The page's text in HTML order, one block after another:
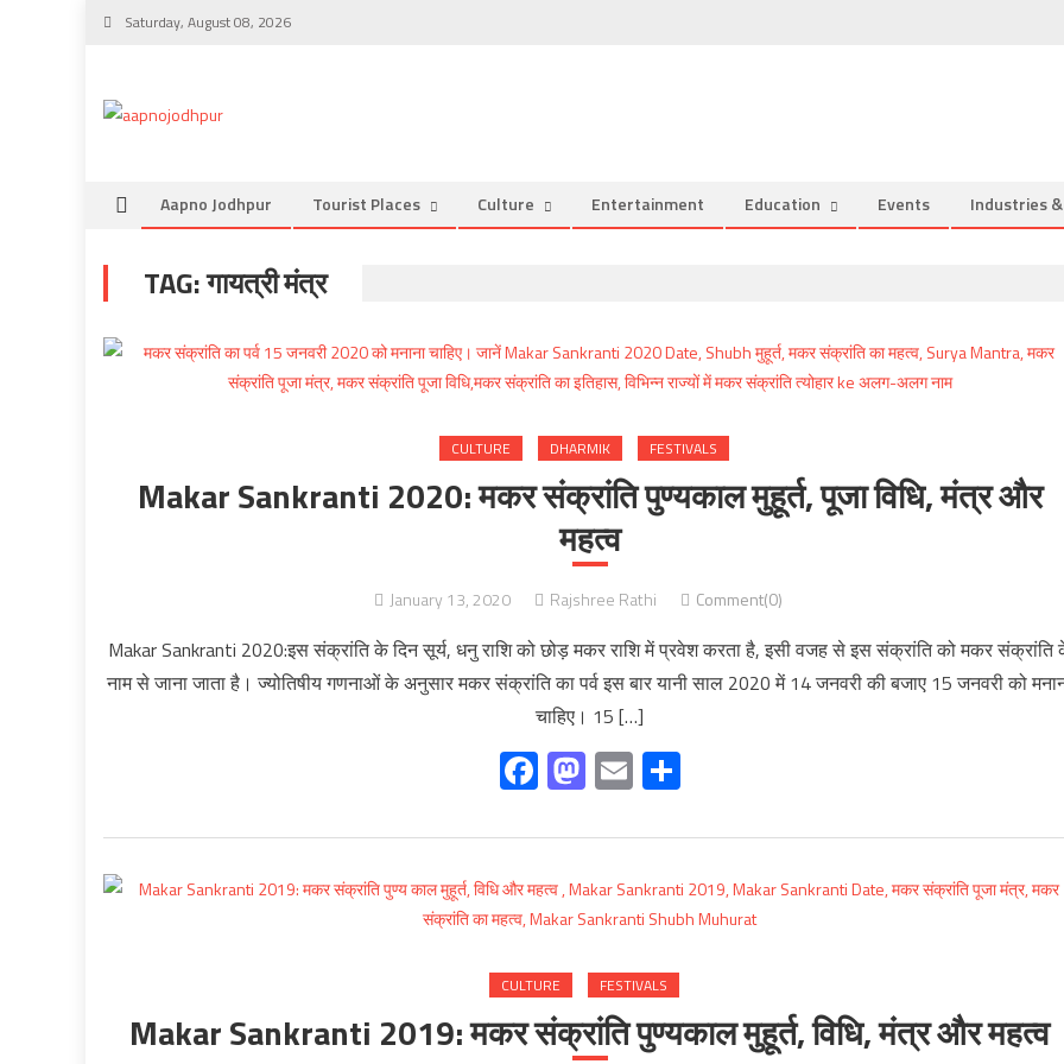
Skip
Saturday, August 08, 2026
Aapno Jodhpur Tourist Places Culture Entertainment Education Events Industries
TAG:गायत्री मंत्र
CULTURE DHARMIK FESTIVALS
Makar Sankranti 2020: मकर संक्रांति पुण्यकाल मुहूर्त, पूजा विधि, मंत्र और
महत्व
January 13, 2020 Rajshree Rathi Comment(0)
Makar Sankranti 2020:इस संक्रांति के दिन सूर्य, धनु राशि को छोड़ मकर राशि में प्रवेश करता है, इसी वजह से इस संक्रांति को मकर संक्रांति
नाम से जाना जाता है। ज्योतिषीय गणनाओं के अनुसार मकर संक्रांति का पर्व इस बार यानी साल 2020 में 14 जनवरी की बजाए 15 जनवरी को
चाहिए। 15 […]
Facebook
Mastodon
EmailShare
CULTURE FESTIVALS
Makar Sankranti 2019: मकर संक्रांति पुण्यकाल मुहूर्त, विधि, मंत्र और महत्व